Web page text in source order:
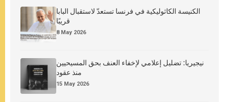
الكنيسة الكاثوليكية في فرنسا تستعدّ لاستقبال البابا
قريبًا
8 May 2026
نيجيريا: تضليل إعلامي لإخفاء العنف بحق المسيحيين
منذ عقود
15 May 2026